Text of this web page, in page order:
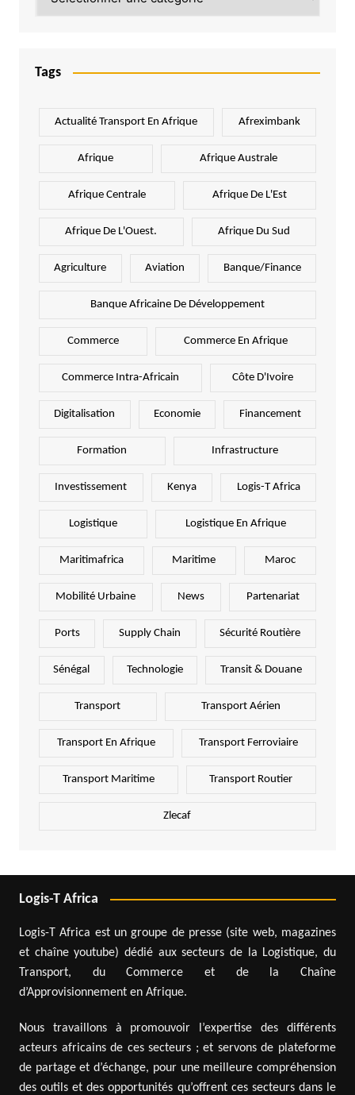
Tags
Actualité Transport En Afrique Afreximbank
Afrique Afrique Australe
Afrique Centrale Afrique De L'Est
Afrique De L'Ouest. Afrique Du Sud
Agriculture Aviation Banque/Finance
Banque Africaine De Développement
Commerce Commerce En Afrique
Commerce Intra-Africain Côte D'Ivoire
Digitalisation Economie Financement
Formation Infrastructure
Investissement Kenya Logis-T Africa
Logistique Logistique En Afrique
Maritimafrica Maritime Maroc
Mobilité Urbaine News Partenariat
Ports Supply Chain Sécurité Routière
Sénégal Technologie Transit & Douane
Transport Transport Aérien
Transport En Afrique Transport Ferroviaire
Transport Maritime Transport Routier
Zlecaf
Logis-T Africa
Logis-T Africa est un groupe de presse (site web, magazines
et chaîne youtube) dédié aux secteurs de la Logistique, du
Transport, du Commerce et de la Chaîne
d’Approvisionnement en Afrique.
Nous travaillons à promouvoir l’expertise des différents
acteurs africains de ces secteurs ; et servons de plateforme
de partage et d’échange, pour une meilleure compréhension
des outils et des opportunités qu’offrent ces secteurs dans le